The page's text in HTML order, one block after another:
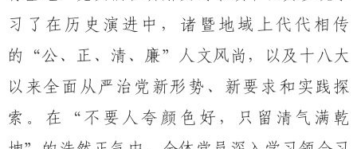
习了在历史演进中，诸暨地域上代代相传
的“公、正、清、廉”人文风尚，以及十八大
以来全面从严治党新形势、新要求和实践探
索。在“不要人夸颜色好，只留清气满乾